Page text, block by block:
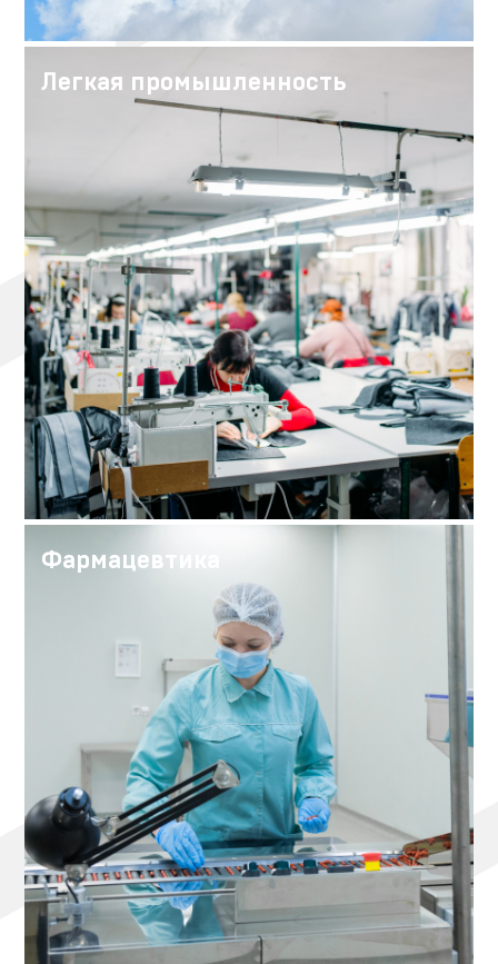
Легкая промышленность
Фармацевтика